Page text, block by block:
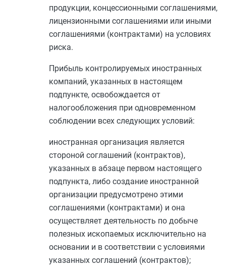
продукции, концессионными соглашениями,
лицензионными соглашениями или иными
соглашениями (контрактами) на условиях
риска.
Прибыль контролируемых иностранных
компаний, указанных в настоящем
подпункте, освобождается от
налогообложения при одновременном
соблюдении всех следующих условий:
иностранная организация является
стороной соглашений (контрактов),
указанных в абзаце первом настоящего
подпункта, либо создание иностранной
организации предусмотрено этими
соглашениями (контрактами) и она
осуществляет деятельность по добыче
полезных ископаемых исключительно на
основании и в соответствии с условиями
указанных соглашений (контрактов);